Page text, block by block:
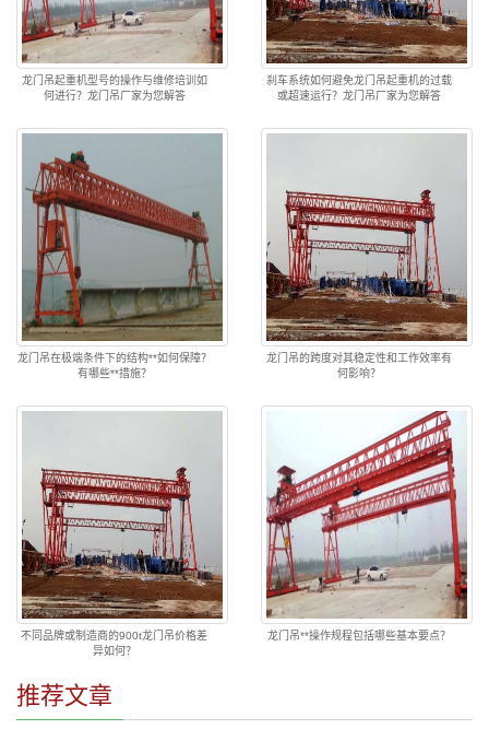
龙门吊起重机型号的操作与维修培训如
何进行？龙门吊厂家为您解答
刹车系统如何避免龙门吊起重机的过载
或超速运行？龙门吊厂家为您解答
龙门吊在极端条件下的结构**如何保障？
有哪些**措施？
龙门吊的跨度对其稳定性和工作效率有
何影响？
不同品牌或制造商的900t龙门吊价格差
异如何？
龙门吊**操作规程包括哪些基本要点？
推荐文章